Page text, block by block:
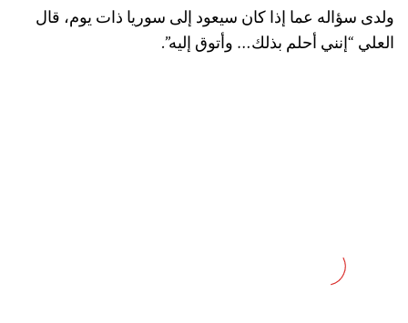
ولدى سؤاله عما إذا كان سيعود إلى سوريا ذات يوم، قال
العلي “إنني أحلم بذلك… وأتوق إليه”.